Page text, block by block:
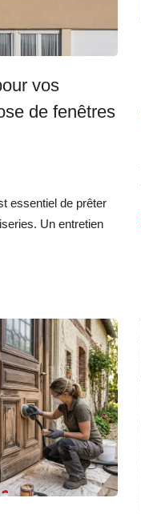
vos
de fenêtres
essentiel de prêter
Un entretien